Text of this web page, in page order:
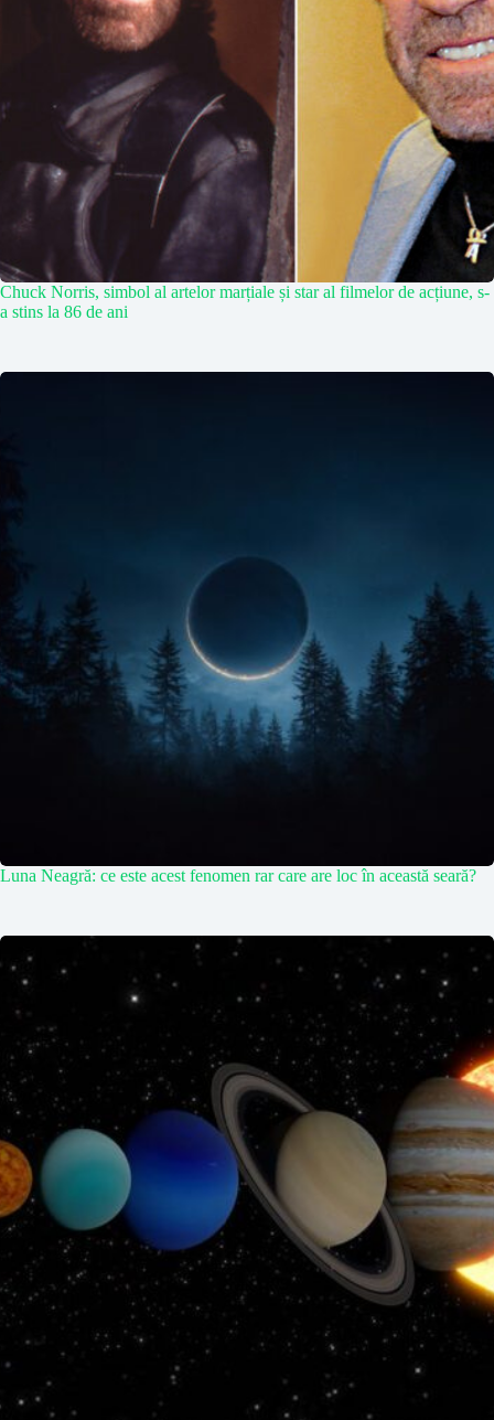
Chuck Norris, simbol al artelor marțiale și star al filmelor de acțiune, s-
a stins la 86 de ani
Luna Neagră: ce este acest fenomen rar care are loc în această seară?